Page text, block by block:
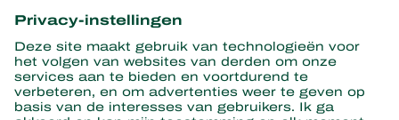
informatie
Hier aanmelden
Partners with Nature